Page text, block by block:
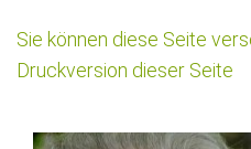
Sie können diese Seite
Druckversion dieser Seite